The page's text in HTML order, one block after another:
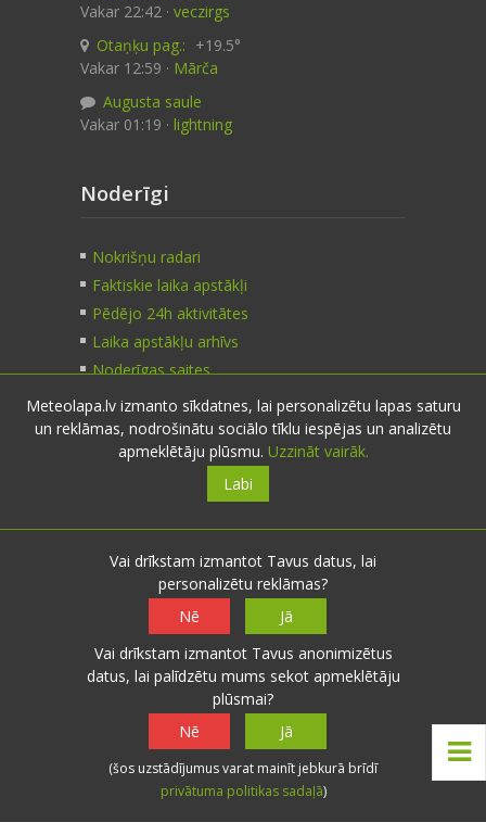
Vakar 22:42 · veczirgs
Otaņķu pag.: +19.5°
Vakar 12:59 · Mārča
Augusta saule
Vakar 01:19 · lightning
Noderīgi
Nokrišņu radari
Faktiskie laika apstākļi
Pēdējo 24h aktivitātes
Laika apstākļu arhīvs
Noderīgas saites
Kontakti
nosūti ziņu
Seko mums
© 2026 meteolapa.lv. v2
Raksti· Galerijas· Radars·
laika apstākļi· Sazināties· Privātuma politika
Lietošanas noteikumi· Par mums
Meteolapa.lv izmanto sīkdatnes, lai personalizētu lapas saturu
un reklāmas, nodrošinātu sociālo tīklu iespējas un analizētu
apmeklētāju plūsmu. Uzzināt vairāk.
Labi
Vai drīkstam izmantot Tavus datus, lai
personalizētu reklāmas?
Nē
Jā
Vai drīkstam izmantot Tavus anonimizētus
datus, lai palīdzētu mums sekot apmeklētāju
plūsmai?
Nē
Jā
(šos uzstādījumus varat mainīt jebkurā brīdī
privātuma politikas sadaļā)